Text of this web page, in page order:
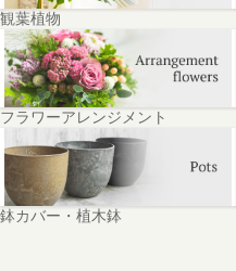
観葉植物
フラワーアレンジメント
鉢カバー・植木鉢